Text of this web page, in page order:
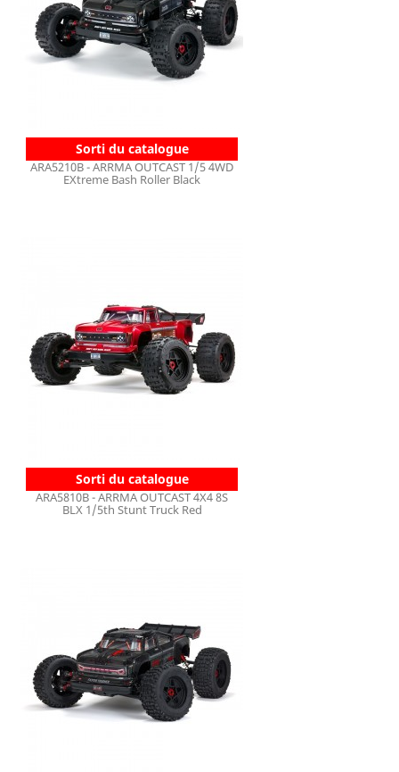
Sorti du catalogue
ARA5210B - ARRMA OUTCAST 1/5 4WD
EXtreme Bash Roller Black
Sorti du catalogue
ARA5810B - ARRMA OUTCAST 4X4 8S
BLX 1/5th Stunt Truck Red